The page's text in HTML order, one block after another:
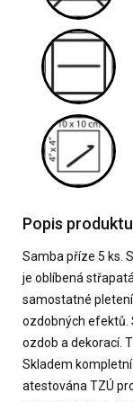
Popis produktu
Samba příze 5 ks.
je oblíbená
samostatné
ozdobných efektů.
ozdob a dekorací.
Skladem
atestována TZÚ